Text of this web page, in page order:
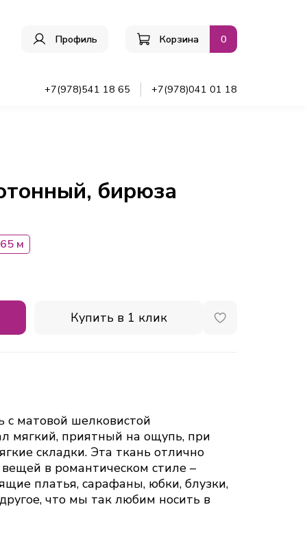
Профиль Корзина 0
+7(978)541 18 65 +7(978)041 01 18
бирюза
м
Купить в 1 клик
с матовой шелковистой
мягкий, приятный на ощупь, при
складки. Эта ткань отлично
в романтическом стиле –
платья, сарафаны, юбки, блузки,
что мы так любим носить в